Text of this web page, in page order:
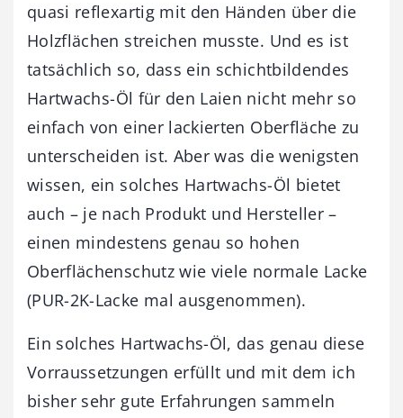
quasi reflexartig mit den Händen über die
Holzflächen streichen musste. Und es ist
tatsächlich so, dass ein schichtbildendes
Hartwachs-Öl für den Laien nicht mehr so
einfach von einer lackierten Oberfläche zu
unterscheiden ist. Aber was die wenigsten
wissen, ein solches Hartwachs-Öl bietet
auch – je nach Produkt und Hersteller –
einen mindestens genau so hohen
Oberflächenschutz wie viele normale Lacke
(PUR-2K-Lacke mal ausgenommen).
Ein solches Hartwachs-Öl, das genau diese
Vorraussetzungen erfüllt und mit dem ich
bisher sehr gute Erfahrungen sammeln